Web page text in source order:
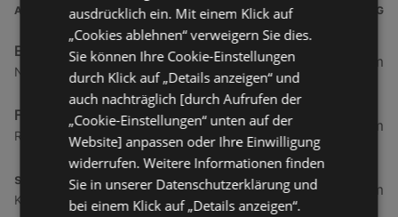
ADRESSE ENTFERNUNG
Einkaufszentrum Rheinpark
Neudorfstraße 60, 9430 St. Margrethen
4,65 km
Fussl Modestraße
Rheinstraße 99b, 6971 Hard
6,27 km
s. Oliver Store
Kapellenstraße 1, 6890 Lustenau
6,41 km
ausdrücklich ein. Mit einem Klick auf
„Cookies ablehnen“ verweigern Sie dies.
Sie können Ihre Cookie-Einstellungen
durch Klick auf „Details anzeigen“ und
auch nachträglich [durch Aufrufen der
„Cookie-Einstellungen“ unten auf der
Website] anpassen oder Ihre Einwilligung
widerrufen. Weitere Informationen finden
Sie in unserer Datenschutzerklärung und
bei einem Klick auf „Details anzeigen“.